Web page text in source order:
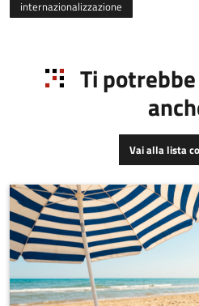
internazionalizzazione
Ti
Vai alla lista